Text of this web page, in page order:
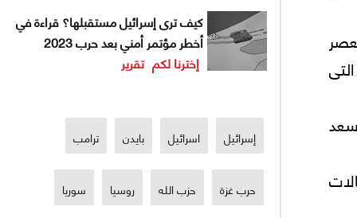
«سعد
كيف ترى إسرائيل مستقبلها؟ قراءة في
أخطر مؤتمر أمني بعد حرب 2023
إخترنا لكم تقرير
إسرائيل اسرائيل بايدن ترامب
حرب غزة حزب الله روسيا سوريا